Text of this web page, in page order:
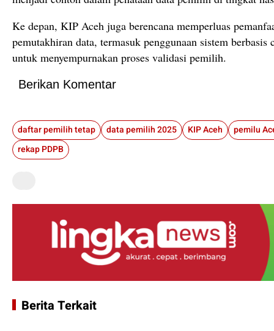
Ke depan, KIP Aceh juga berencana memperluas
pemutakhiran data, termasuk penggunaan sistem
untuk menyempurnakan proses validasi pemilih.
Berikan Komentar
daftar pemilih tetap data pemilih 2025 KIP Aceh
pemilu
rekap PDPB
Berita Terkait